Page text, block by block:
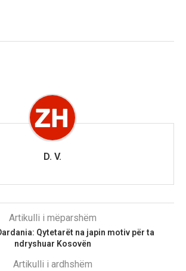
D. V.
Artikulli i mëparshëm
Qytetarët na japin motiv për ta
ndryshuar Kosovën
Artikulli i ardhshëm